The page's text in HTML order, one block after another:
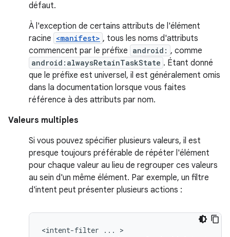
défaut.
À l'exception de certains attributs de l'élément
racine <manifest> , tous les noms d'attributs
commencent par le préfixe android: , comme
android:alwaysRetainTaskState . Étant donné
que le préfixe est universel, il est généralement omis
dans la documentation lorsque vous faites
référence à des attributs par nom.
Valeurs multiples
Si vous pouvez spécifier plusieurs valeurs, il est
presque toujours préférable de répéter l'élément
pour chaque valeur au lieu de regrouper ces valeurs
au sein d'un même élément. Par exemple, un filtre
d'intent peut présenter plusieurs actions :
<intent-filter ...